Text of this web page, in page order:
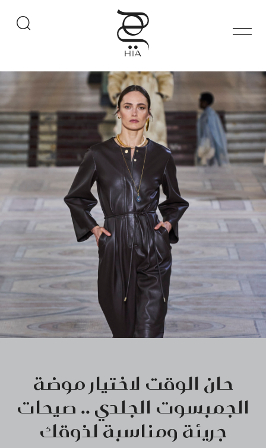
حان الوقت لاختيار موضة
الجمبسوت الجلدي .. صيحات
جريئة ومناسبة لذوقك